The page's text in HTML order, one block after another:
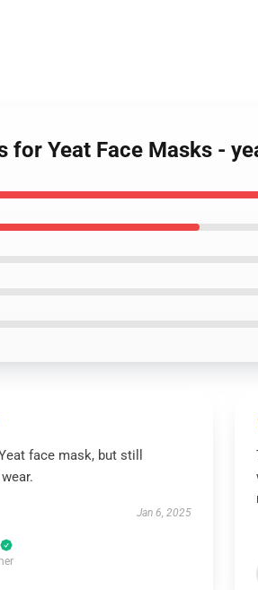
for Yeat Face Masks -
face mask, but still
Jan 6, 2025